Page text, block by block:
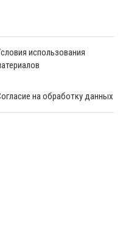
использования
на обработку данных